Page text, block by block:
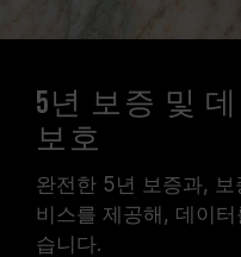
5년 보증 및
보호
완전한 5년 보증과,
비스를 제공해, 데이
습니다.